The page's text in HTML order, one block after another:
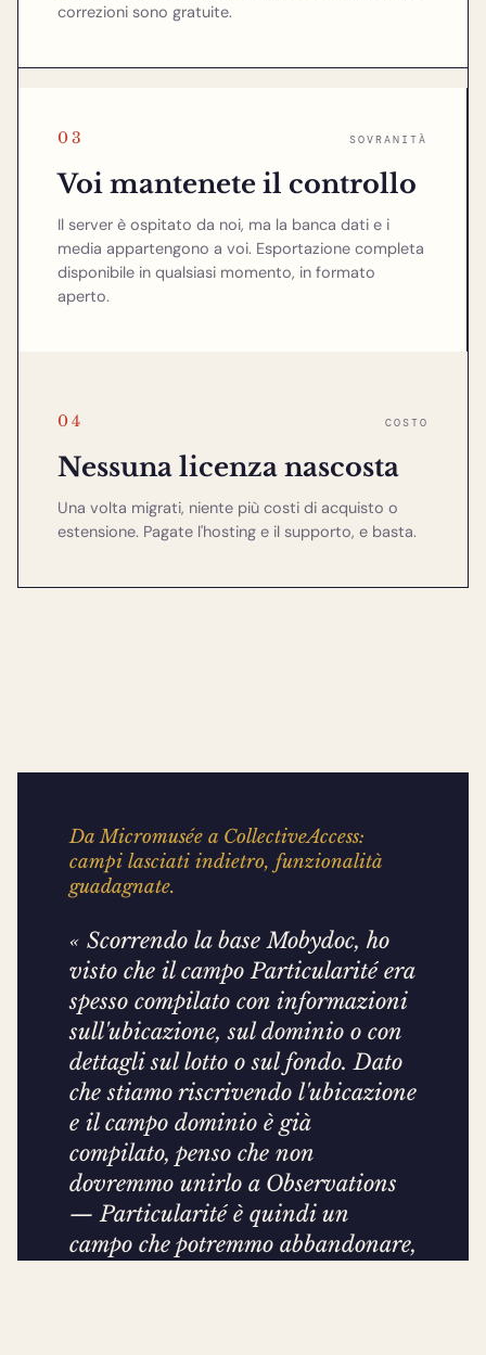
correzioni sono gratuite.
03 SOVRANITÀ
Voi mantenete il controllo
Il server è ospitato da noi, ma la banca dati e i
media appartengono a voi. Esportazione completa
disponibile in qualsiasi momento, in formato
aperto.
04 COSTO
Nessuna licenza nascosta
Una volta migrati, niente più costi di acquisto o
estensione. Pagate l'hosting e il supporto, e basta.
Da Micromusée a CollectiveAccess:
campi lasciati indietro, funzionalità
guadagnate.
« Scorrendo la base Mobydoc, ho
visto che il campo Particularitéera
spesso compilato con informazioni
sull'ubicazione, sul dominio o con
dettagli sul lotto o sul fondo. Dato
che stiamo riscrivendo l'ubicazione
e il campo dominio è già
compilato, penso che non
dovremmo unirlo a Observations
— Particularité è quindi un
campo che potremmo abbandonare,